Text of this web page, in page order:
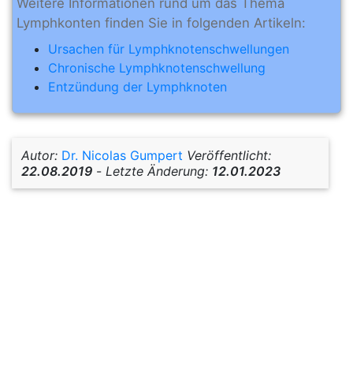
Weitere Informationen rund um das Thema
Lymphkonten finden Sie in folgenden Artikeln:
Ursachen für Lymphknotenschwellungen
Chronische Lymphknotenschwellung
Entzündung der Lymphknoten
Autor: Dr. Nicolas Gumpert Veröffentlicht:
22.08.2019 - Letzte Änderung: 12.01.2023